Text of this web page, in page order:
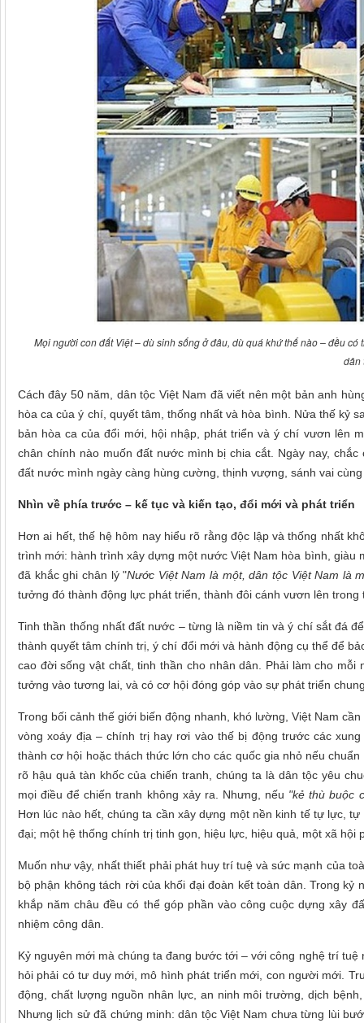
Mọi người con đất Việt – dù sinh sống ở đâu, dù quá khứ thế nào – đều
dân
Cách đây 50 năm, dân tộc Việt Nam đã viết nên một bản anh
hòa ca của ý chí, quyết tâm, thống nhất và hòa bình. Nửa thế kỷ
bản hòa ca của đổi mới, hội nhập, phát triển và ý chí vươn lên
chân chính nào muốn đất nước mình bị chia cắt. Ngày nay,
đất nước mình ngày càng hùng cường, thịnh vượng, sánh vai
Nhìn về phía trước – kế tục và kiến tạo, đổi mới và phát triển
Hơn ai hết, thế hệ hôm nay hiểu rõ rằng độc lập và thống nhất
trình mới: hành trình xây dựng một nước Việt Nam hòa bình,
đã khắc ghi chân lý "Nước Việt Nam là một, dân tộc Việt Nam là
tưởng đó thành động lực phát triển, thành đôi cánh vươn lên trong
Tinh thần thống nhất đất nước – từng là niềm tin và ý chí sắt đá
thành quyết tâm chính trị, ý chí đổi mới và hành động cụ thể để
cao đời sống vật chất, tinh thần cho nhân dân. Phải làm cho
tưởng vào tương lai, và có cơ hội đóng góp vào sự phát triển
Trong bối cảnh thế giới biến động nhanh, khó lường, Việt Nam
vòng xoáy địa – chính trị hay rơi vào thế bị động trước các
thành cơ hội hoặc thách thức lớn cho các quốc gia nhỏ nếu
rõ hậu quả tàn khốc của chiến tranh, chúng ta là dân tộc yêu
mọi điều để chiến tranh không xảy ra. Nhưng, nếu "kẻ thù buộc
Hơn lúc nào hết, chúng ta cần xây dựng một nền kinh tế tự lực,
đại; một hệ thống chính trị tinh gọn, hiệu lực, hiệu quả, một xã hội
Muốn như vậy, nhất thiết phải phát huy trí tuệ và sức mạnh của
bộ phận không tách rời của khối đại đoàn kết toàn dân. Trong
khắp năm châu đều có thể góp phần vào công cuộc dựng xây
nhiệm công dân.
Kỷ nguyên mới mà chúng ta đang bước tới – với công nghệ trí
hỏi phải có tư duy mới, mô hình phát triển mới, con người mới.
động, chất lượng nguồn nhân lực, an ninh môi trường, dịch
Nhưng lịch sử đã chứng minh: dân tộc Việt Nam chưa từng lùi